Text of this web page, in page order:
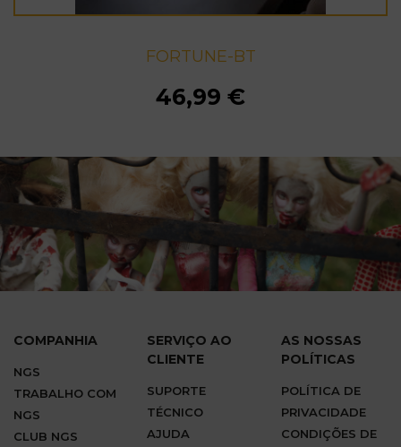
FORTUNE-BT
46,99 €
FORTUNE-BT
46,99 €
FORTUNE-BT
46,99 €
FORTUNE-BT
46,99 €
FORTUNE-BT
46,99 €
FORTUNE-BT
46,99 €
FORTUNE-BT
46,99 €
FORTUNE-BT
46,99 €
FORTUNE-BT
46,99 €
COMPANHIA
NGS
TRABALHO COM
NGS
CLUB NGS
SERVIÇO AO
CLIENTE
SUPORTE
TÉCNICO
AJUDA
AS NOSSAS
POLÍTICAS
POLÍTICA DE
PRIVACIDADE
CONDIÇÕES DE